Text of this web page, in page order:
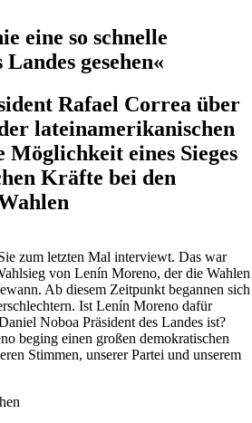
eine so schnelle
gesehen«
Rafael Correa über
lateinamerikanischen
eines Sieges
Kräfte bei den
zum letzten Mal interviewt. Das war
von Lenín Moreno, der die Wahlen
Ab diesem Zeitpunkt begannen sich
Ist Lenín Moreno dafür
Noboa Präsident des Landes ist?
beging einen großen demokratischen
Stimmen, unserer Partei und unserem